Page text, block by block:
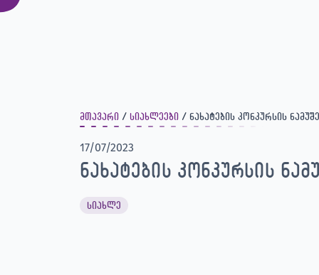
მთავარი სიახლეები ნახატების კონკურსის
17/07/2023
ნახატების კონკურსის
სიახლე